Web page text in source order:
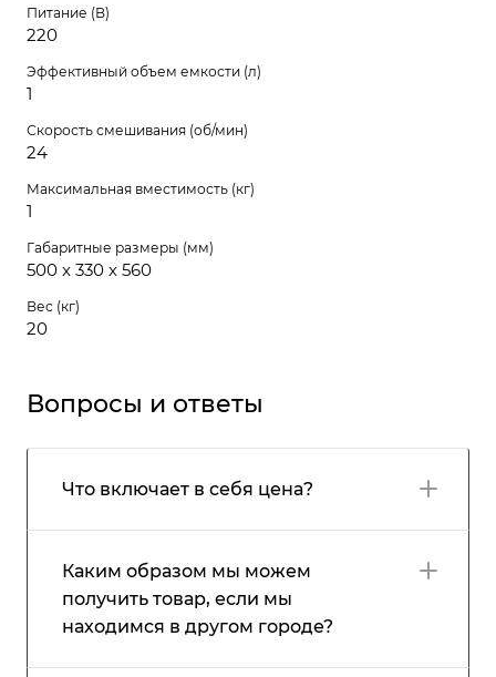
Питание (В)
220
Эффективный объем емкости (л)
1
Скорость смешивания (об/мин)
24
Максимальная вместимость (кг)
1
Габаритные размеры (мм)
500 х 330 х 560
Вес (кг)
20
Вопросы и ответы
Что включает в себя цена?
Каким образом мы можем
получить товар, если мы
находимся в другом городе?